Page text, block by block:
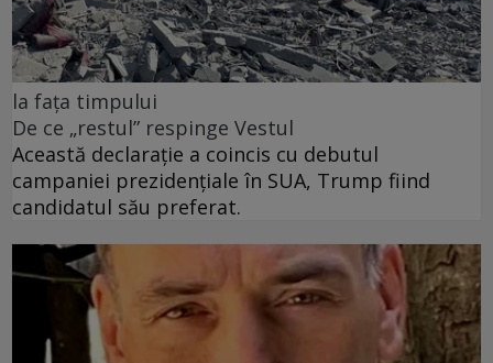
la fața timpului
De ce „restul” respinge Vestul
Această declarație a coincis cu debutul
campaniei prezidențiale în SUA, Trump fiind
candidatul său preferat.